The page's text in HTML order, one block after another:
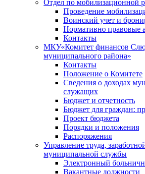
Отдел по мобилизационной
Проведение
Воинский учет и
Нормативно правовые
Контакты
МКУ«Комитет финансов
муниципального района»
Контакты
Положение о Комитете
Сведения о доходах
служащих
Бюджет и отчетность
Бюджет для граждан:
Проект бюджета
Порядки и положения
Распоряжения
Управление труда,
муниципальной службы
Электронный
Вакантные должности